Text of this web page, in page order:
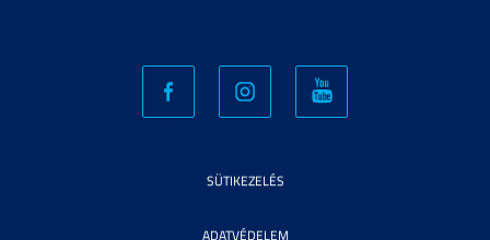
SÜTIKEZELÉS
ADATVÉDELEM